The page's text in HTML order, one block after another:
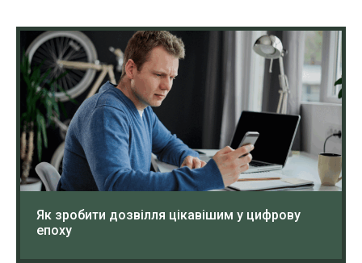
Як зробити дозвілля цікавішим у цифрову
епоху